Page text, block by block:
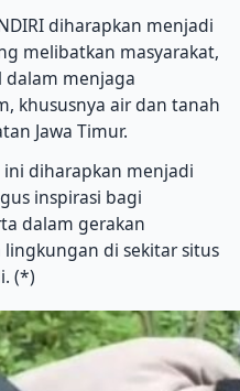
diharapkan menjadi
melibatkan masyarakat,
dalam menjaga
khususnya air dan tanah
Jawa Timur.
diharapkan menjadi
inspirasi bagi
dalam gerakan
di sekitar situs
(*)